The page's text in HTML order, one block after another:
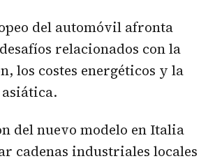
del automóvil afronta
relacionados con la
los costes energéticos y la
del nuevo modelo en Italia
cadenas industriales locales